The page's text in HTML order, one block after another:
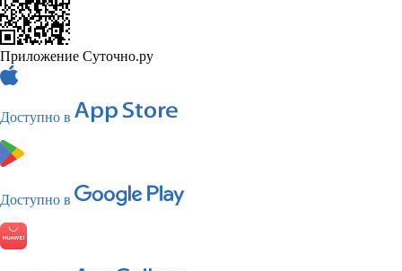
Приложение Суточно.ру
Доступно в
Доступно в